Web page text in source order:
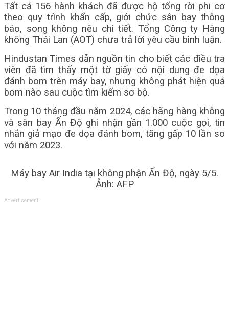
Tất cả 156 hành khách đã được hộ tống rời phi cơ
theo quy trình khẩn cấp, giới chức sân bay thông
báo, song không nêu chi tiết. Tổng Công ty Hàng
không Thái Lan (AOT) chưa trả lời yêu cầu bình luận.
Hindustan Times dẫn nguồn tin cho biết các điều tra
viên đã tìm thấy một tờ giấy có nội dung đe dọa
đánh bom trên máy bay, nhưng không phát hiện quả
bom nào sau cuộc tìm kiếm sơ bộ.
Trong 10 tháng đầu năm 2024, các hãng hàng không
và sân bay Ấn Độ ghi nhận gần 1.000 cuộc gọi, tin
nhắn giả mạo đe dọa đánh bom, tăng gấp 10 lần so
với năm 2023.
Máy bay Air India tại không phận Ấn Độ, ngày 5/5.
Ảnh: AFP
Advertisement